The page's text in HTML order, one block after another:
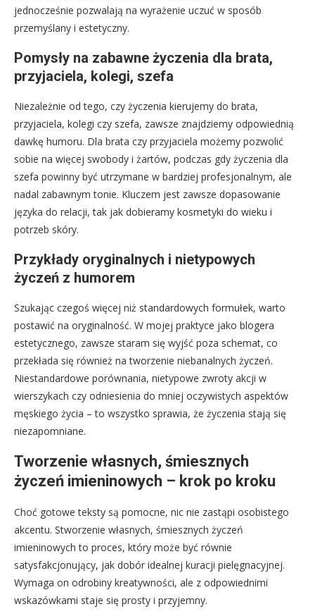
jednocześnie pozwalają na wyrażenie uczuć w sposób
przemyślany i estetyczny.
Pomysły na zabawne życzenia dla brata,
przyjaciela, kolegi, szefa
Niezależnie od tego, czy życzenia kierujemy do brata,
przyjaciela, kolegi czy szefa, zawsze znajdziemy odpowiednią
dawkę humoru. Dla brata czy przyjaciela możemy pozwolić
sobie na więcej swobody i żartów, podczas gdy życzenia dla
szefa powinny być utrzymane w bardziej profesjonalnym, ale
nadal zabawnym tonie. Kluczem jest zawsze dopasowanie
języka do relacji, tak jak dobieramy kosmetyki do wieku i
potrzeb skóry.
Przykłady oryginalnych i nietypowych
życzeń z humorem
Szukając czegoś więcej niż standardowych formułek, warto
postawić na oryginalność. W mojej praktyce jako blogera
estetycznego, zawsze staram się wyjść poza schemat, co
przekłada się również na tworzenie niebanalnych życzeń.
Niestandardowe porównania, nietypowe zwroty akcji w
wierszykach czy odniesienia do mniej oczywistych aspektów
męskiego życia – to wszystko sprawia, że życzenia stają się
niezapomniane.
Tworzenie własnych, śmiesznych
życzeń imieninowych – krok po kroku
Choć gotowe teksty są pomocne, nic nie zastąpi osobistego
akcentu. Stworzenie własnych, śmiesznych życzeń
imieninowych to proces, który może być równie
satysfakcjonujący, jak dobór idealnej kuracji pielęgnacyjnej.
Wymaga on odrobiny kreatywności, ale z odpowiednimi
wskazówkami staje się prosty i przyjemny.